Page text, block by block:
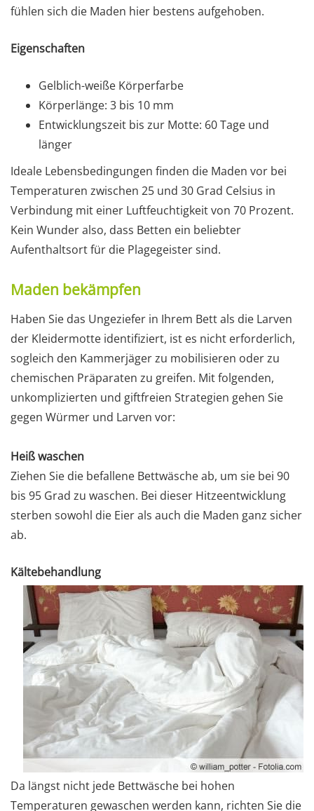
fühlen sich die Maden hier bestens aufgehoben.
Eigenschaften
Gelblich-weiße Körperfarbe
Körperlänge: 3 bis 10 mm
Entwicklungszeit bis zur Motte: 60 Tage und
länger
Ideale Lebensbedingungen finden die Maden vor bei
Temperaturen zwischen 25 und 30 Grad Celsius in
Verbindung mit einer Luftfeuchtigkeit von 70 Prozent.
Kein Wunder also, dass Betten ein beliebter
Aufenthaltsort für die Plagegeister sind.
Maden bekämpfen
Haben Sie das Ungeziefer in Ihrem Bett als die Larven
der Kleidermotte identifiziert, ist es nicht erforderlich,
sogleich den Kammerjäger zu mobilisieren oder zu
chemischen Präparaten zu greifen. Mit folgenden,
unkomplizierten und giftfreien Strategien gehen Sie
gegen Würmer und Larven vor:
Heiß waschen
Ziehen Sie die befallene Bettwäsche ab, um sie bei 90
bis 95 Grad zu waschen. Bei dieser Hitzeentwicklung
sterben sowohl die Eier als auch die Maden ganz sicher
ab.
Kältebehandlung
Da längst nicht jede Bettwäsche bei hohen
Temperaturen gewaschen werden kann, richten Sie die